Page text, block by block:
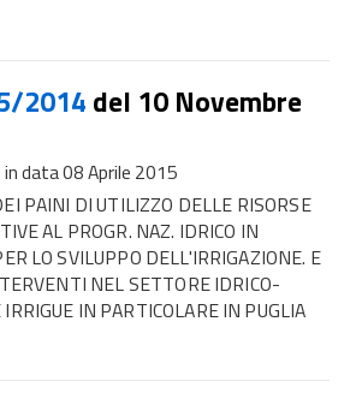
2014 del 10 Novembre
in data 08 Aprile 2015
PAINI DI UTILIZZO DELLE RISORSE
AL PROGR. NAZ. IDRICO IN
LO SVILUPPO DELL'IRRIGAZIONE. E
NEL SETTORE IDRICO-
IN PARTICOLARE IN PUGLIA